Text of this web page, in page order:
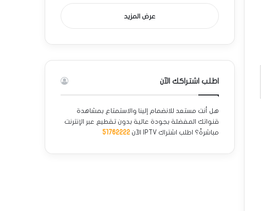
عرض المزيد
اطلب اشتراكك الآن
هل أنت مستعد للانضمام إلينا والاستمتاع بمشاهدة
قنواتك المفضلة بجودة عالية بدون تقطيع عبر الإنترنت
مباشرةً؟ اطلب اشتراك IPTV الآن
51762222